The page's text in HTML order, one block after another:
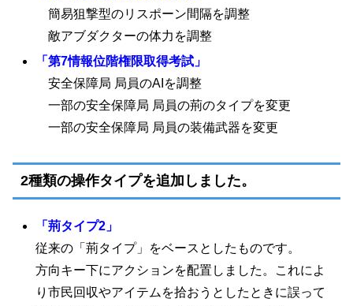
簡易狙撃型のリスポーン間隔を調整
敵アブダクターの体力を調整
「第7情報位階権限取得考試」
安全保障局 局員のAIを調整
一部の安全保障局 局員の荊のタイプを変更
一部の安全保障局 局員の装備武器を変更
2種類の操作タイプを追加しました。
「荊タイプ2」
従来の「荊タイプ」をベースとしたものです。
方向キー下にアクションを配置しました。これによ
り市民回収やアイテムを拾おうとしたときに誤って